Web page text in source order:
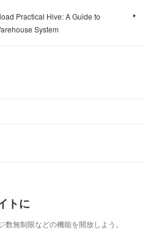
Practical Hive: A Guide to
System
トに
無制限などの機能を開放しよう。